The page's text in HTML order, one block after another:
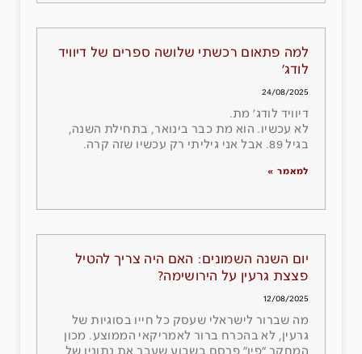
למה פתאום רכשתי שלושה ספרים של דיוויד
לודג׳
24/08/2025
דיוויד לודג׳ מת.
לא עכשיו. הוא מת כבר בינואר, בתחילת השנה,
בגיל 89. אבל אני גיליתי רק עכשיו שזה קרה.
למאמר »
יום השנה השמונים: האם היה צריך להטיל
פצצת גרעין על הירושימה?
12/08/2025
מה שברור לישראלי שעסק כל חייו בסוגיות של
גרעין, לא בהכרח ברור לאמריקאי הממוצע. מכון